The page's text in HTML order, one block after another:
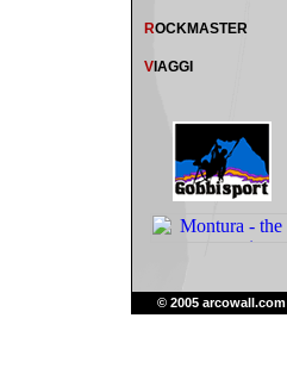
ROCKMASTER
V IAGGI
© 2005 arcowall.com